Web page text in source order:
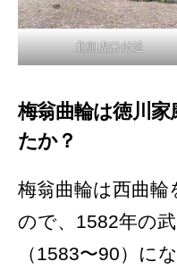
北側虎口付近
梅翁曲輪は徳川家
たか？
梅翁曲輪は西曲輪
ので、1582年の
（1583〜90）に